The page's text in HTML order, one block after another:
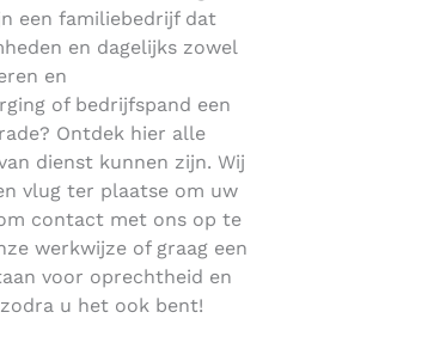
een familiebedrijf dat
en dagelijks zowel
en
of bedrijfspand een
Ontdek hier alle
dienst kunnen zijn. Wij
vlug ter plaatse om uw
contact met ons op te
werkwijze of graag een
voor oprechtheid en
u het ook bent!